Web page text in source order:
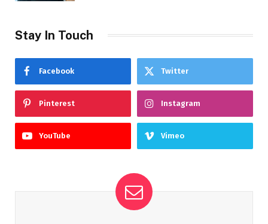
Stay In Touch
Facebook Twitter
Pinterest Instagram
YouTube Vimeo